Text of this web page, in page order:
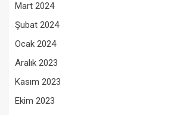
Mart 2024
Şubat 2024
Ocak 2024
Aralık 2023
Kasım 2023
Ekim 2023